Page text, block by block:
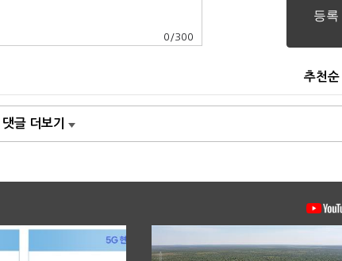
0 /300
추천순
댓글 더보기